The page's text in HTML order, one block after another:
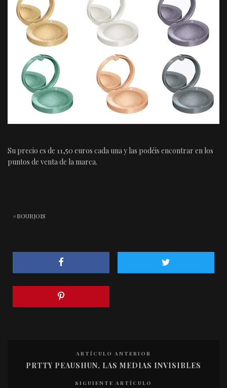
Su precio es de 11,50 euros cada una y las podéis encontrar en los
puntos de venta de la marca.
BOURJOIS
ARTÍCULO ANTERIOR
PRTTY PEAUSHUN, LAS MEDIAS INVISIBLES
SIGUIENTE ARTÍCULO